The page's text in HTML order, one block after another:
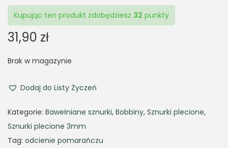
Kupując ten produkt zdobędziesz 32 punkty
31,90 zł
Brak w magazynie
Dodaj do Listy Życzeń
Kategorie: Bawełniane sznurki, Bobbiny, Sznurki plecione,
Sznurki plecione 3mm
Tag: odcienie pomarańczu